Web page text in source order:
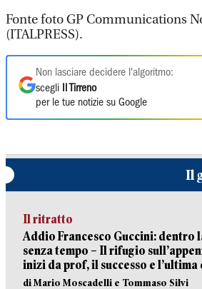
Fonte foto GP Communications
(ITALPRESS).
Non lasciare decidere l'algoritmo:
scegli
Il Tirreno
per le tue notizie su Google
Il
Il ritratto
Addio Francesco Guccini: dentro
senza tempo – Il rifugio
inizi da prof, il successo e l’ultima
di Mario Moscadelli e Tommaso Silvi